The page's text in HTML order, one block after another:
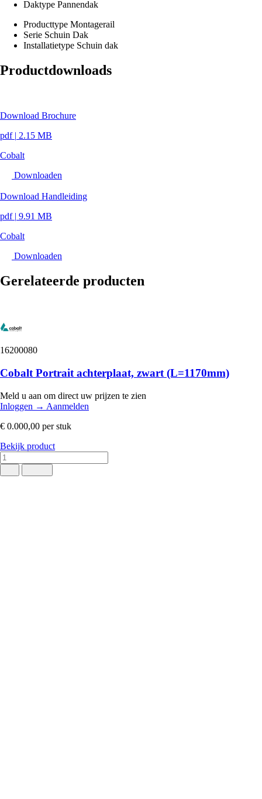
Daktype Pannendak
Producttype Montagerail
Serie Schuin Dak
Installatietype Schuin dak
Productdownloads
Download Brochure
pdf | 2.15 MB
Cobalt
Downloaden
Download Handleiding
pdf | 9.91 MB
Cobalt
Downloaden
Gerelateerde producten
16200080
Cobalt Portrait achterplaat, zwart (L=1170mm)
Meld u aan om direct uw prijzen te zien
Inloggen → Aanmelden
€ 0.000,00 per stuk
Bekijk product